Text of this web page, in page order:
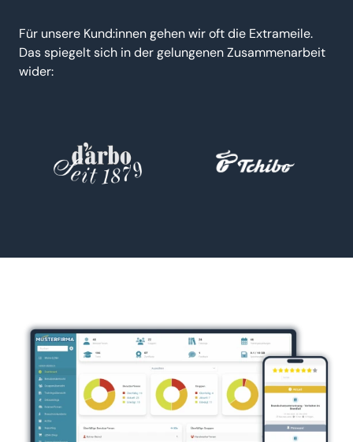
Für unsere Kund:innen gehen wir oft die Extrameile.
Das spiegelt sich in der gelungenen Zusammenarbeit
wider: